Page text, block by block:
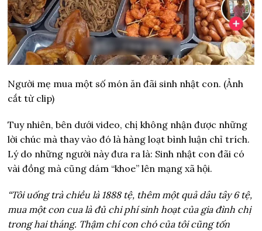
Người mẹ mua một số món ăn đãi sinh nhật con. (Ảnh
cắt từ clip)
Tuy nhiên, bên dưới video, chị không nhận được những
lời chúc mà thay vào đó là hàng loạt bình luận chỉ trích.
Lý do những người này đưa ra là: Sinh nhật con đãi có
vài đồng mà cũng dám “khoe” lên mạng xã hội.
“Tôi uống trà chiều là 1888 tệ, thêm một quả dâu tây 6 tệ,
mua một con cua là đủ chi phí sinh hoạt của gia đình chị
trong hai tháng. Thậm chí con chó của tôi cũng tốn